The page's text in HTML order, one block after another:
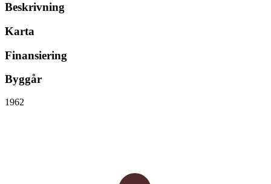
Beskrivning
Karta
Finansiering
Byggår
1962